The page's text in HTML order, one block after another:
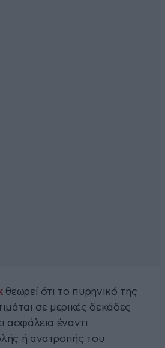
θεωρεί ότι το πυρηνικό της
σε μερικές δεκάδες
ασφάλεια έναντι
ή ανατροπής του